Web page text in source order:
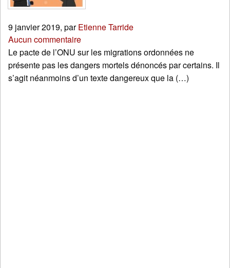
9 janvier 2019, parEtienne Tarride
Aucun commentaire
Le pacte de l’ONU sur les migrations ordonnées ne
présente pas les dangers mortels dénoncés par certains. Il
s’agit néanmoins d’un texte dangereux que la (…)